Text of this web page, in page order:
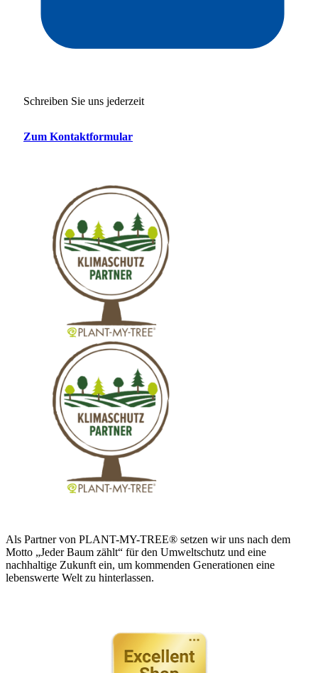
Schreiben Sie uns jederzeit
Zum Kontaktformular
Als Partner von PLANT-MY-TREE® setzen wir uns nach dem
Motto „Jeder Baum zählt“ für den Umweltschutz und eine
nachhaltige Zukunft ein, um kommenden Generationen eine
lebenswerte Welt zu hinterlassen.